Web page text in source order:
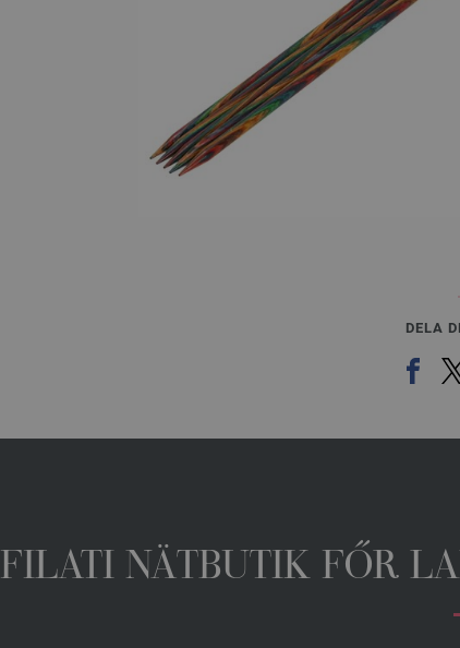
DELA
FILATI NÄTBUTIK FŐR